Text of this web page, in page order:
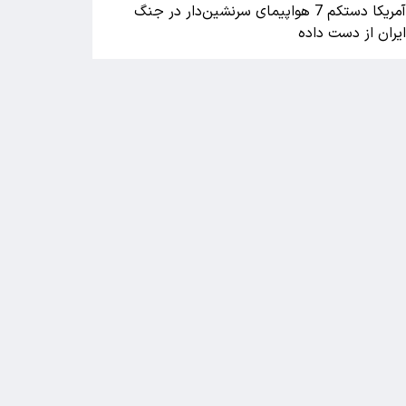
آمریکا دستکم 7 هواپیمای سرنشین‌دار در جنگ
ایران از دست داده